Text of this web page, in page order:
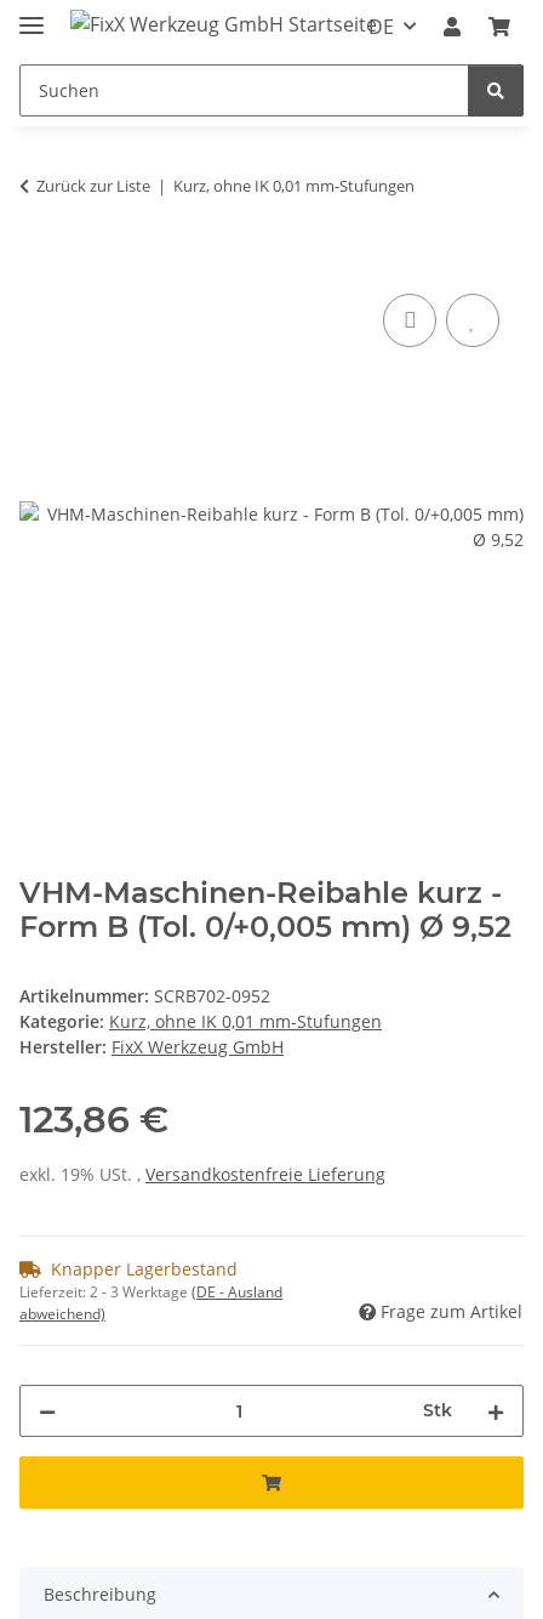
DE
Zurück zur Liste Kurz, ohne IK 0,01 mm-Stufungen
VHM-Maschinen-Reibahle kurz -
Form B (Tol. 0/+0,005 mm) Ø 9,52
Artikelnummer: SCRB702-0952
Kategorie: Kurz, ohne IK 0,01 mm-Stufungen
Hersteller: FixX Werkzeug GmbH
123,86 €
exkl. 19% USt. , Versandkostenfreie Lieferung
Knapper Lagerbestand
Lieferzeit:2 - 3 Werktage (DE - Ausland
abweichend)
Frage zum Artikel
Stk
Beschreibung